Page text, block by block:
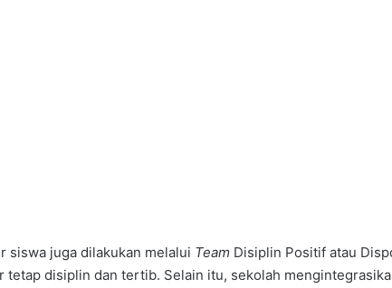
siswa juga dilakukan melalui Team Disiplin Positif atau
tetap disiplin dan tertib. Selain itu, sekolah